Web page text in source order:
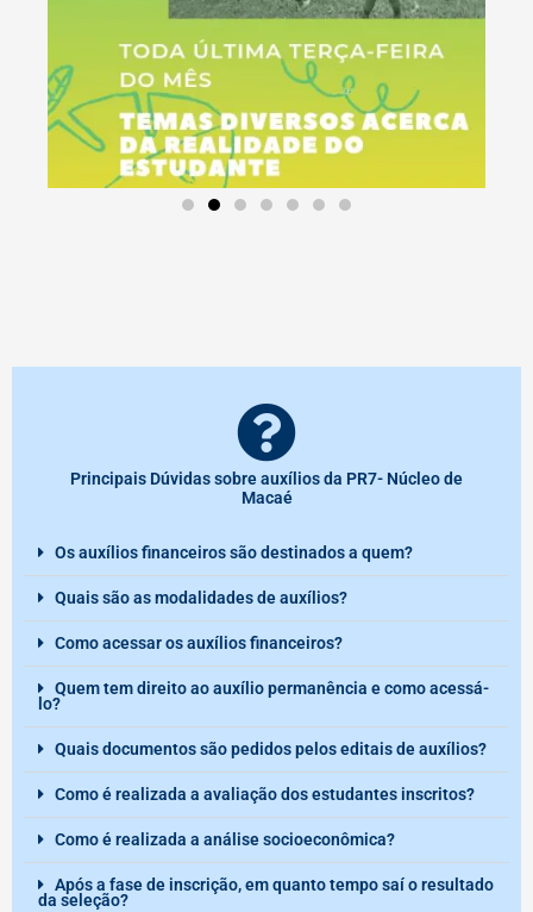
Principais Dúvidas sobre auxílios da PR7- Núcleo de
Macaé
Os auxílios financeiros são destinados a quem?
Quais são as modalidades de auxílios?
Como acessar os auxílios financeiros?
Quem tem direito ao auxílio permanência e como acessá-
lo?
Quais documentos são pedidos pelos editais de auxílios?
Como é realizada a avaliação dos estudantes inscritos?
Como é realizada a análise socioeconômica?
Após a fase de inscrição, em quanto tempo saí o resultado
da seleção?